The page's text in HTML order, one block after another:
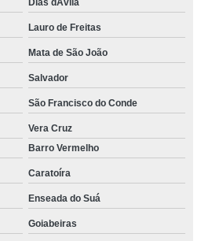
Dias dÁvila
Lauro de Freitas
Mata de São João
Salvador
São Francisco do Conde
Vera Cruz
Barro Vermelho
Caratoíra
Enseada do Suá
Goiabeiras